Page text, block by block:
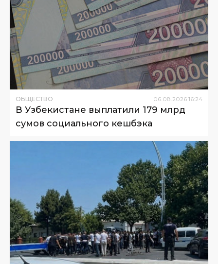
ОБЩЕСТВО 06.08.2026 16:24
В Узбекистане выплатили 179 млрд
сумов социального кешбэка